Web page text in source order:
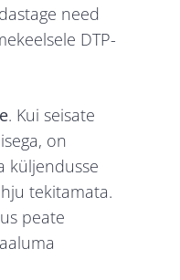
need
DTP-
. Kui seisate
on
küljendusse
tekitamata.
peate